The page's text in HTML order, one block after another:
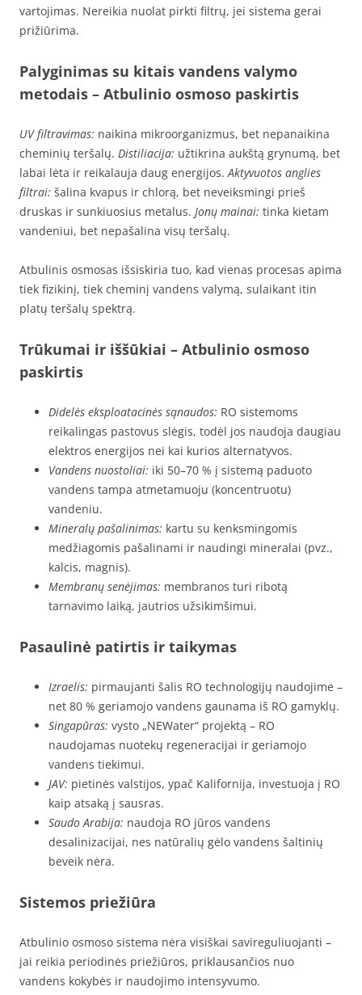
vartojimas. Nereikia nuolat pirkti filtrų, jei sistema gerai
prižiūrima.
Palyginimas su kitais vandens valymo
metodais – Atbulinio osmoso paskirtis
UV filtravimas: naikina mikroorganizmus, bet nepanaikina
cheminių teršalų. Distiliacija: užtikrina aukštą grynumą, bet
labai lėta ir reikalauja daug energijos.Aktyvuotos anglies
filtrai: šalina kvapus ir chlorą, bet neveiksmingi prieš
druskas ir sunkiuosius metalus. Jonų mainai: tinka kietam
vandeniui, bet nepašalina visų teršalų.
Atbulinis osmosas išsiskiria tuo, kad vienas procesas apima
tiek fizikinį, tiek cheminį vandens valymą, sulaikant itin
platų teršalų spektrą.
Trūkumai ir iššūkiai – Atbulinio osmoso
paskirtis
Didelės eksploatacinės sąnaudos: RO sistemoms
reikalingas pastovus slėgis, todėl jos naudoja daugiau
elektros energijos nei kai kurios alternatyvos.
Vandens nuostoliai: iki 50–70 % į sistemą paduoto
vandens tampa atmetamuoju (koncentruotu)
vandeniu.
Mineralų pašalinimas: kartu su kenksmingomis
medžiagomis pašalinami ir naudingi mineralai (pvz.,
kalcis, magnis).
Membranų senėjimas: membranos turi ribotą
tarnavimo laiką, jautrios užsikimšimui.
Pasaulinė patirtis ir taikymas
Izraelis: pirmaujanti šalis RO technologijų naudojime –
net 80 % geriamojo vandens gaunama iš RO gamyklų.
Singapūras: vysto „NEWater“ projektą – RO
naudojamas nuotekų regeneracijai ir geriamojo
vandens tiekimui.
JAV: pietinės valstijos, ypač Kalifornija, investuoja į RO
kaip atsaką į sausras.
Saudo Arabija: naudoja RO jūros vandens
desalinizacijai, nes natūralių gėlo vandens šaltinių
beveik nėra.
Sistemos priežiūra
Atbulinio osmoso sistema nėra visiškai savireguliuojanti –
jai reikia periodinės priežiūros, priklausančios nuo
vandens kokybės ir naudojimo intensyvumo.